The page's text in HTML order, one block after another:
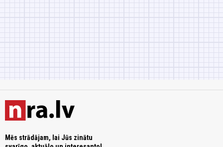
Mēs strādājam, lai Jūs zinātu